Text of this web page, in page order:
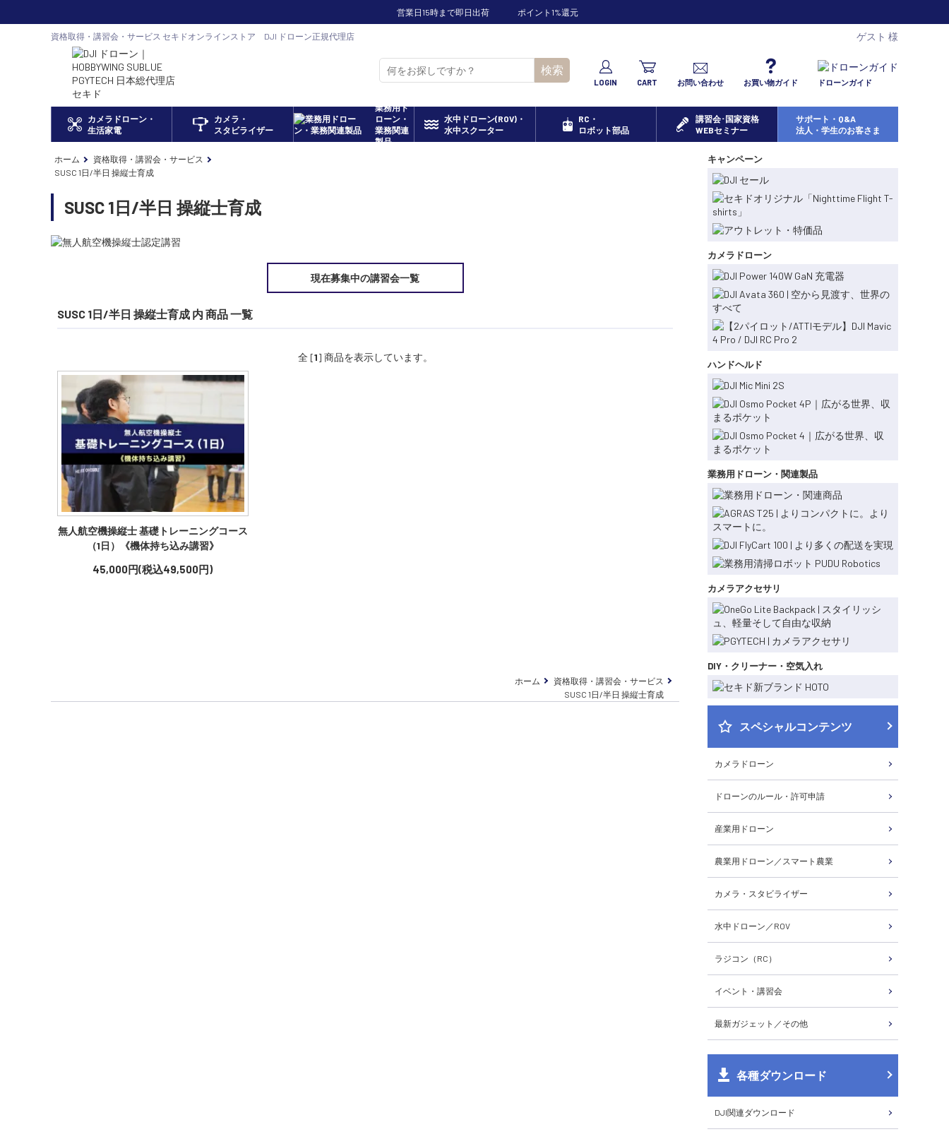
営業日15時まで即日出荷 ポイント1%還元
資格取得・講習会・サービス セキドオンラインストア DJI ドローン正規代理店 ゲスト 様
検索
LOGIN CART お問い合わせ お買い物ガイド ドローンガイド
カメラドローン・
生活家電
カメラ・
スタビライザー
業務用ド
ローン・
業務関連
製品
水中ドローン(ROV)・
水中スクーター
RC・
ロボット部品
講習会･国家資格
WEBセミナー
サポート・Q&A
法人・学生のお客さま
キャンペーン
カメラドローン
ハンドヘルド
業務用ドローン・関連製品
カメラアクセサリ
DIY・クリーナー・空気入れ
スペシャルコンテンツ
カメラドローン
ドローンのルール・許可申請
産業用ドローン
農業用ドローン／スマート農業
カメラ・スタビライザー
水中ドローン／ROV
ラジコン（RC）
イベント・講習会
最新ガジェット／その他
各種ダウンロード
DJI関連ダウンロード
ホーム
資格取得・講習会・サービス
SUSC 1日/半日 操縦士育成
SUSC 1日/半日 操縦士育成
現在募集中の講習会一覧
SUSC 1日/半日 操縦士育成 内 商品 一覧
全 [1] 商品を表示しています。
無人航空機操縦士 基礎トレーニングコース
（1日）《機体持ち込み講習》
45,000円(税込49,500円)
ホーム
資格取得・講習会・サービス
SUSC 1日/半日 操縦士育成